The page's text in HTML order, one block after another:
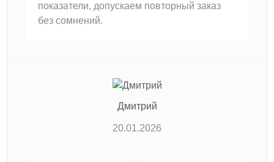
показатели, допускаем повторный заказ
без сомнений.
Дмитрий
20.01.2026